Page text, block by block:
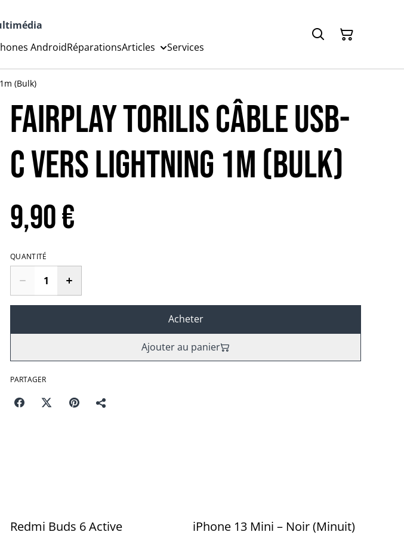
AndroidRéparationsArticles Services
(Bulk)
FAIRPLAY TORILIS Câble USB-
C vers Lightning 1m (Bulk)
9,90 €
QUANTITÉ
Acheter
Ajouter au panier
PARTAGER
Redmi Buds 6 Active %
iPhone 13 Mini – Noir (Minuit)